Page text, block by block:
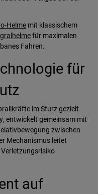
Helme mit klassischem
für maximalen
Fahren.
für
im Sturz gezielt
entwickelt gemeinsam mit
zwischen
Mechanismus leitet
auf